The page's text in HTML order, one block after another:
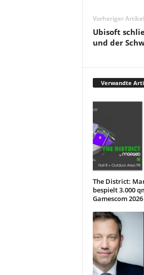
Vorheriger Artikel
Ubisoft
und der
Verwandte
The District:
bespielt 3.000
Gamescom 2026